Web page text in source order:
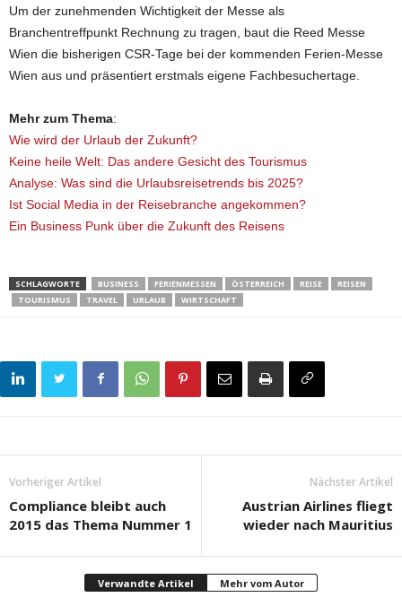
Um der zunehmenden Wichtigkeit der Messe als
Branchentreffpunkt Rechnung zu tragen, baut die Reed Messe
Wien die bisherigen CSR-Tage bei der kommenden Ferien-Messe
Wien aus und präsentiert erstmals eigene Fachbesuchertage.
Mehr zum Thema:
Wie wird der Urlaub der Zukunft?
Keine heile Welt: Das andere Gesicht des Tourismus
Analyse: Was sind die Urlaubsreisetrends bis 2025?
Ist Social Media in der Reisebranche angekommen?
Ein Business Punk über die Zukunft des Reisens
SCHLAGWORTE BUSINESS FERIENMESSEN ÖSTERREICH REISE
REISEN
TOURISMUS
TRAVEL URLAUB WIRTSCHAFT
Vorheriger Artikel
Compliance bleibt auch
2015 das Thema Nummer 1
Nächster Artikel
Austrian Airlines fliegt
wieder nach Mauritius
Verwandte Artikel Mehr vom Autor